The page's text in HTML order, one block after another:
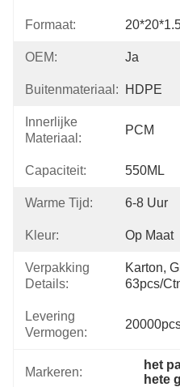
Formaat:
OEM: Ja
Buitenmateriaal: HDPE
Innerlijke
Materiaal:
PCM
Capaciteit: 550ML
Warme Tijd: 6-8 Uur
Kleur: Op Maat
Verpakking
Details:
Karton,
63pcs/
Levering
Vermogen:
Markeren:
het
hete